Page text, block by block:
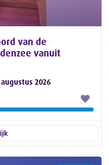
van de
vanuit
2026